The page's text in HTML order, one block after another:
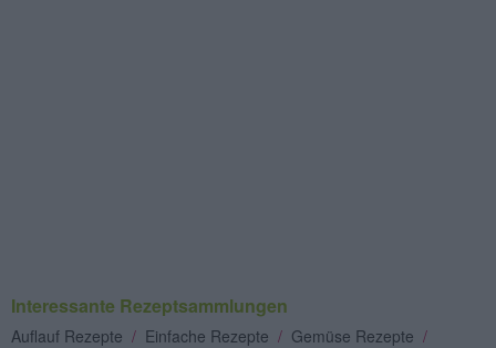
Interessante Rezeptsammlungen
Auflauf Rezepte / Einfache Rezepte / Gemüse Rezepte /